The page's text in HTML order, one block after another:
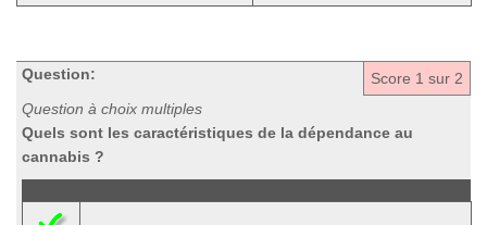
Score 1 sur 2
Question:
Question à choix multiples
Quels sont les caractéristiques de la dépendance au
cannabis ?